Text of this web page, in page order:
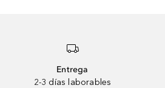
Entrega
2-3 días laborables